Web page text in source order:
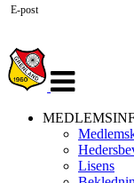
navigasjon
Lisens
E-post